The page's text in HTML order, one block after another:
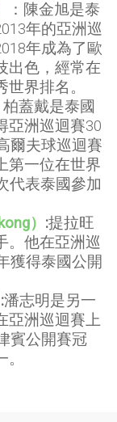
：陳金旭是泰
年的亞洲巡
年成為了歐
出色，經常在
界排名。
柏蓋戴是泰國
亞洲巡迴賽30
爾夫球巡迴賽
第一位在世界
代表泰國參加
） :提拉旺
。他在亞洲巡
獲得泰國公開
:潘志明是另一
亞洲巡迴賽上
賓公開賽冠